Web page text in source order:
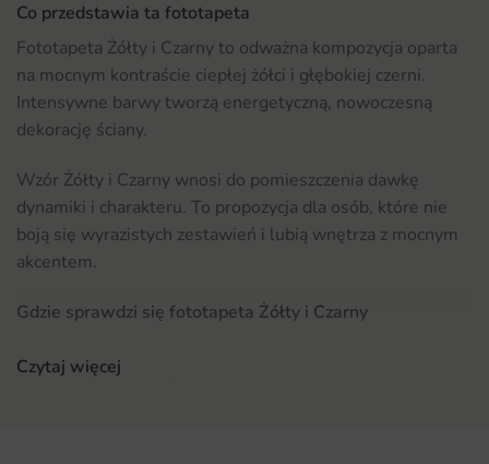
Co przedstawia ta fototapeta
Fototapeta Żółty i Czarny to odważna kompozycja oparta
na mocnym kontraście ciepłej żółci i głębokiej czerni.
Intensywne barwy tworzą energetyczną, nowoczesną
dekorację ściany.
Wzór Żółty i Czarny wnosi do pomieszczenia dawkę
dynamiki i charakteru. To propozycja dla osób, które nie
boją się wyrazistych zestawień i lubią wnętrza z mocnym
akcentem.
Gdzie sprawdzi się fototapeta Żółty i Czarny
przytulnej sypialni, gdzie zmienia charakter ściany i
Czytaj więcej